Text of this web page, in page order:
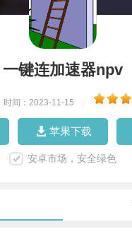
一键连加速器npv
时间：2023-11-15
苹果下载
安卓市场，安全绿色